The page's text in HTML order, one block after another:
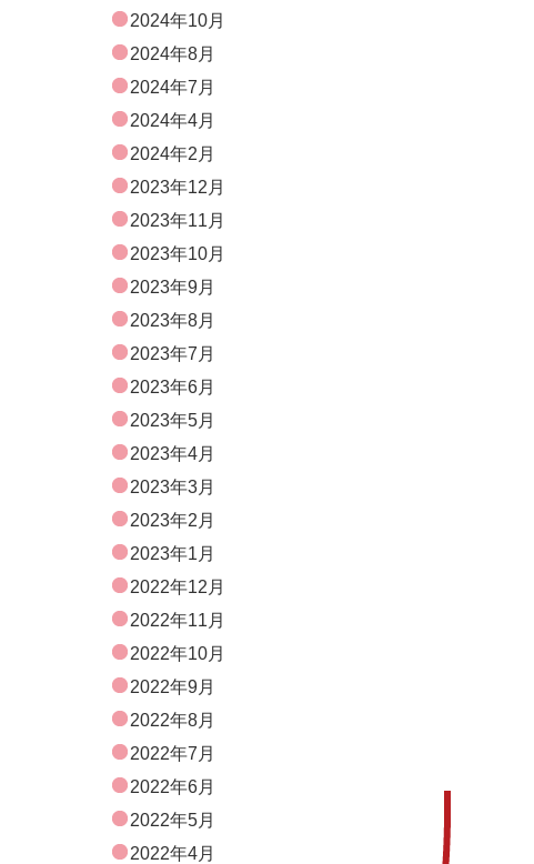
2024年10月
2024年8月
2024年7月
2024年4月
2024年2月
2023年12月
2023年11月
2023年10月
2023年9月
2023年8月
2023年7月
2023年6月
2023年5月
2023年4月
2023年3月
2023年2月
2023年1月
2022年12月
2022年11月
2022年10月
2022年9月
2022年8月
2022年7月
2022年6月
2022年5月
2022年4月